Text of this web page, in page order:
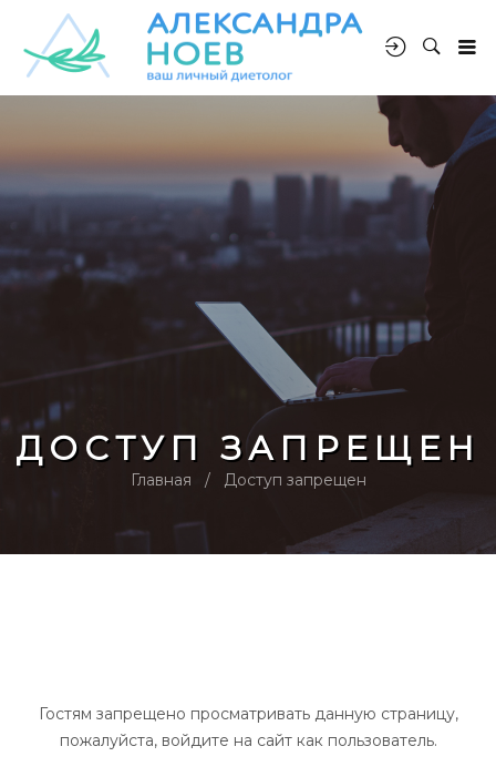
ДОСТУП ЗАПРЕЩЕН
Главная Доступ запрещен
Гостям запрещено просматривать данную страницу,
пожалуйста, войдите на сайт как пользователь.